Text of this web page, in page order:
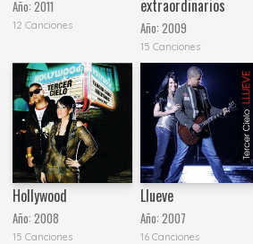
Año:2011
12 Canciones
extraordinarios
Año: 2009
15 Canciones
Hollywood
Año:2008
15 Canciones
Llueve
Año: 2007
16 Canciones